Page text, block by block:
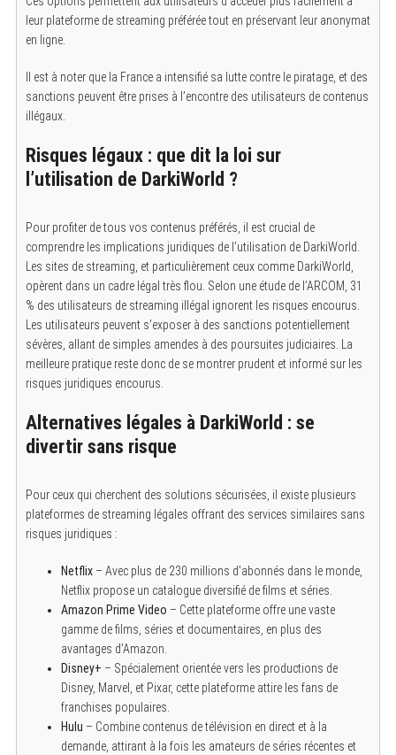
leur plateforme de streaming préférée tout en préservant leur anonymat
en ligne.
Il est à noter que la France a intensifié sa lutte contre le piratage, et des
sanctions peuvent être prises à l’encontre des utilisateurs de contenus
illégaux.
Risques légaux : que dit la loi sur
l’utilisation de DarkiWorld ?
Pour profiter de tous vos contenus préférés, il est crucial de
comprendre les implications juridiques de l’utilisation de DarkiWorld.
Les sites de streaming, et particulièrement ceux comme DarkiWorld,
opèrent dans un cadre légal très flou. Selon une étude de l’ARCOM, 31
% des utilisateurs de streaming illégal ignorent les risques encourus.
Les utilisateurs peuvent s’exposer à des sanctions potentiellement
sévères, allant de simples amendes à des poursuites judiciaires. La
meilleure pratique reste donc de se montrer prudent et informé sur les
risques juridiques encourus.
Alternatives légales à DarkiWorld : se
divertir sans risque
Pour ceux qui cherchent des solutions sécurisées, il existe plusieurs
plateformes de streaming légales offrant des services similaires sans
risques juridiques :
Netflix– Avec plus de 230 millions d’abonnés dans le monde,
Netflix propose un catalogue diversifié de films et séries.
Amazon Prime Video – Cette plateforme offre une vaste
gamme de films, séries et documentaires, en plus des
avantages d’Amazon.
Disney+ – Spécialement orientée vers les productions de
Disney, Marvel, et Pixar, cette plateforme attire les fans de
franchises populaires.
Hulu – Combine contenus de télévision en direct et à la
demande, attirant à la fois les amateurs de séries récentes et